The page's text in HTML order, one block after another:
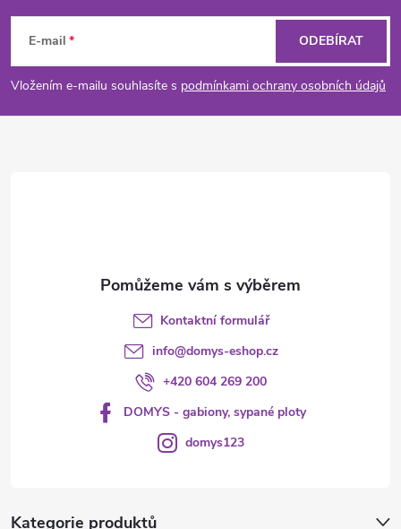
p
a
E-mail
Vložením e-mailu souhlasíte s podmínkami ochrany osobních údajů
ODEBÍRAT
Kategorie produktů
Kontaktní formulář
info@domys-eshop.cz
+420 604 269 200
DOMYS - gabiony, sypané ploty
domys123